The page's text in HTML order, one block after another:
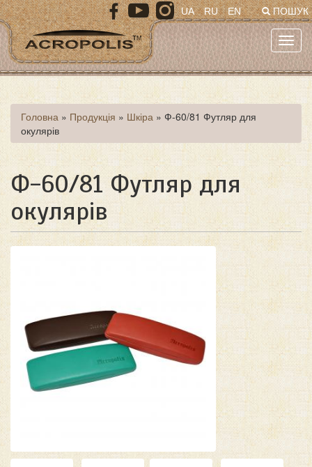
Перейти
до
основного
матеріалу
ПОШУК
UA RU EN
Ви
є
тут
Головна » Продукція » Шкіра » Ф-60/81 Футляр для
окулярів
Ф-60/81 Футляр для
окулярів